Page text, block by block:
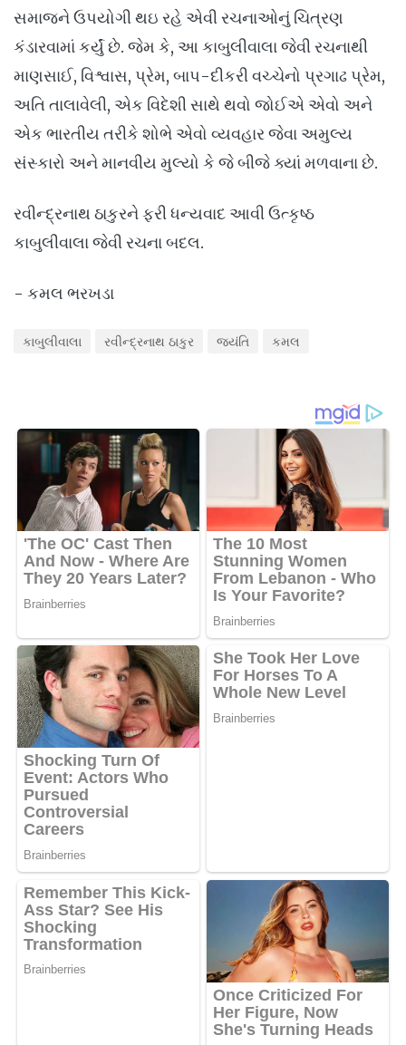
સમાજને ઉપયોગી થઇ રહે એવી રચનાઓનું ચિત્રણ
કંડારવામાં કર્યું છે. જેમ કે, આ કાબુલીવાલા જેવી રચનાથી
માણસાઈ, વિશ્વાસ, પ્રેમ, બાપ-દીકરી વચ્ચેનો પ્રગાઢ પ્રેમ,
અતિ તાલાવેલી, એક વિદેશી સાથે થવો જોઈએ એવો અને
એક ભારતીય તરીકે શોભે એવો વ્યવહાર જેવા અમુલ્ય
સંસ્કારો અને માનવીય મુલ્યો કે જે બીજે ક્યાં મળવાના છે.
રવીન્દ્રનાથ ઠાકુરને ફરી ધન્યવાદ આવી ઉત્કૃષ્ઠ
કાબુલીવાલા જેવી રચના બદલ.
- કમલ ભરખડા
કાબુલીવાલા રવીન્દ્રનાથ ઠાકુર જયંતિ કમલ